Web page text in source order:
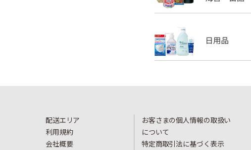
配送エリア
利用規約
会社概要
お客さまの個人情報の取扱い
について
特定商取引法に基づく表示